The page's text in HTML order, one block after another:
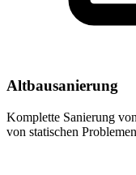
Altbausanierung
Komplette Sanierung
von statischen